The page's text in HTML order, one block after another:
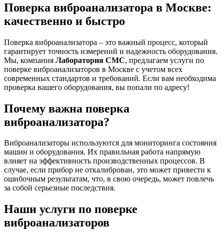
Поверка виброанализатора в Москве:
качественно и быстро
Поверка виброанализатора – это важный процесс, который
гарантирует точность измерений и надежность оборудования.
Мы, компания Лаборатория СМС, предлагаем услуги по
поверке виброанализаторов в Москве с учетом всех
современных стандартов и требований. Если вам необходима
проверка вашего оборудования, вы попали по адресу!
Почему важна поверка
виброанализатора?
Виброанализаторы используются для мониторинга состояния
машин и оборудования. Их правильная работа напрямую
влияет на эффективность производственных процессов. В
случае, если прибор не откалиброван, это может привести к
ошибочным результатам, что, в свою очередь, может повлечь
за собой серьезные последствия.
Наши услуги по поверке
виброанализаторов